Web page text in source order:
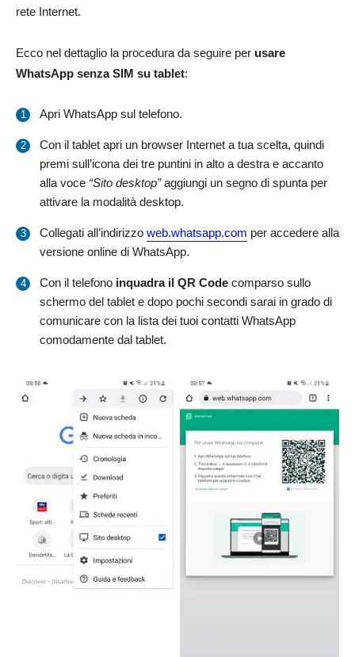
rete Internet.
Ecco nel dettaglio la procedura da seguire per usare
WhatsApp senza SIM su tablet:
Apri WhatsApp sul telefono.
Con il tablet apri un browser Internet a tua scelta, quindi
premi sull’icona dei tre puntini in alto a destra e accanto
alla voce “Sito desktop”aggiungi un segno di spunta per
attivare la modalità desktop.
Collegati all’indirizzo web.whatsapp.com per accedere alla
versione online di WhatsApp.
Con il telefono inquadra il QR Code comparso sullo
schermo del tablet e dopo pochi secondi sarai in grado di
comunicare con la lista dei tuoi contatti WhatsApp
comodamente dal tablet.